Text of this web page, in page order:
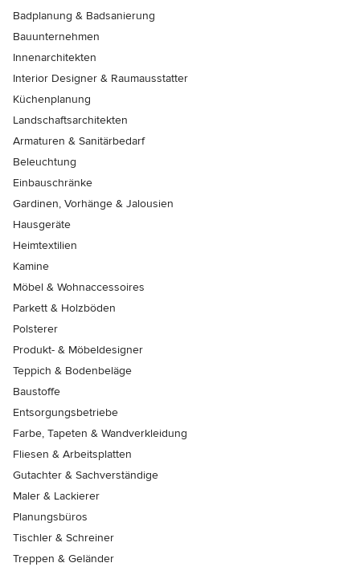
Badplanung & Badsanierung
Bauunternehmen
Innenarchitekten
Interior Designer & Raumausstatter
Küchenplanung
Landschaftsarchitekten
Armaturen & Sanitärbedarf
Beleuchtung
Einbauschränke
Gardinen, Vorhänge & Jalousien
Hausgeräte
Heimtextilien
Kamine
Möbel & Wohnaccessoires
Parkett & Holzböden
Polsterer
Produkt- & Möbeldesigner
Teppich & Bodenbeläge
Baustoffe
Entsorgungsbetriebe
Farbe, Tapeten & Wandverkleidung
Fliesen & Arbeitsplatten
Gutachter & Sachverständige
Maler & Lackierer
Planungsbüros
Tischler & Schreiner
Treppen & Geländer